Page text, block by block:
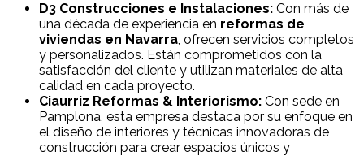
D3 Construcciones e Instalaciones: Con más de
una década de experiencia en reformas de
viviendas en Navarra, ofrecen servicios completos
y personalizados. Están comprometidos con la
satisfacción del cliente y utilizan materiales de alta
calidad en cada proyecto.
Ciaurriz Reformas & Interiorismo: Con sede en
Pamplona, esta empresa destaca por su enfoque en
el diseño de interiores y técnicas innovadoras de
construcción para crear espacios únicos y